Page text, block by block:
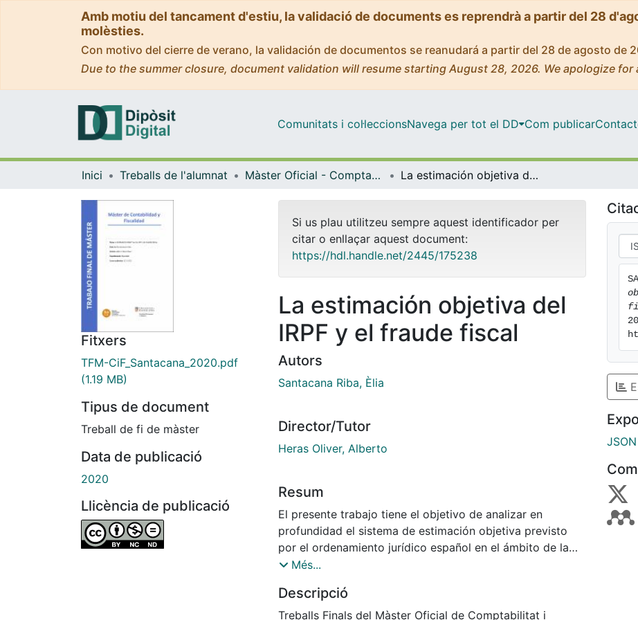
Amb motiu del tancament d'estiu, la validació de documents es reprendrà a partir del 28
molèsties.
Con motivo del cierre de verano, la validación de documentos se reanudará a partir del 28 de agosto de
Due to the summer closure, document validation will resume starting August 28, 2026. We apologize for
Comunitats i col·leccionsNavega per tot el DD Com publicar
Inici Treballs de l'alumnat Màster Oficial - Comptabilitat i Fiscalitat La estimación objetiva del IRPF y el fraude fiscal
Fitxers
TFM-CiF_Santacana_2020.pdf
(1.19 MB)
Tipus de document
Treball de fi de màster
Data de publicació
2020
Llicència de publicació
Si us plau utilitzeu sempre aquest identificador per
citar o enllaçar aquest document:
https://hdl.handle.net/2445/175238
La estimación objetiva del
IRPF y el fraude fiscal
Autors
Santacana Riba, Èlia
Director/Tutor
Heras Oliver, Alberto
Resum
El presente trabajo tiene el objetivo de analizar en
profundidad el sistema de estimación objetiva previsto
por el ordenamiento jurídico español en el ámbito de la
determinación de la base imponible de los rendimientos
el fraude fiscal a lo largo de su trayectoria en nuestra
normativa.
Més...
Descripció
Treballs Finals del Màster Oficial de Comptabilitat i
JSON